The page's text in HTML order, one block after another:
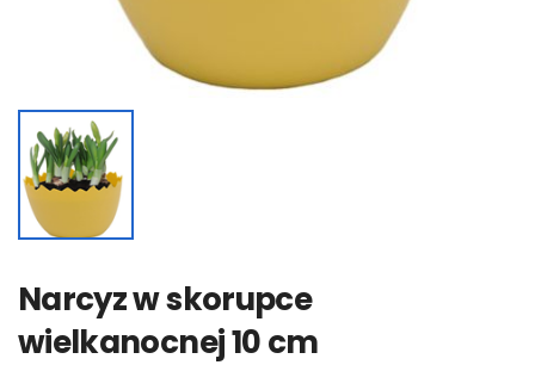
Narcyz w skorupce
wielkanocnej 10 cm